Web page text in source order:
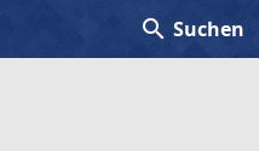
search Suchen